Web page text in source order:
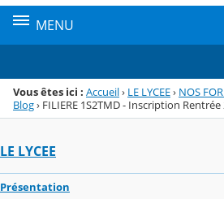
MENU
Vous êtes ici : Accueil› LE LYCEE› NOS
Blog› FILIERE 1S2TMD - Inscription Rentrée
LE LYCEE
Présentation